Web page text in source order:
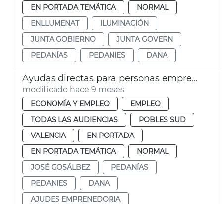
EN PORTADA TEMÁTICA
NORMAL
ENLLUMENAT
ILUMINACIÓN
JUNTA GOBIERNO
JUNTA GOVERN
PEDANÍAS
PEDANIES DANA
Ayudas directas para personas emprenedoras
modificado hace 9 meses
ECONOMÍA Y EMPLEO
EMPLEO
TODAS LAS AUDIENCIAS
POBLES SUD
VALENCIA
EN PORTADA
EN PORTADA TEMÁTICA
NORMAL
JOSÉ GOSÁLBEZ
PEDANÍAS
PEDANIES
DANA
AJUDES EMPRENEDORIA